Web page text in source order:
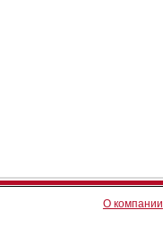
О компании